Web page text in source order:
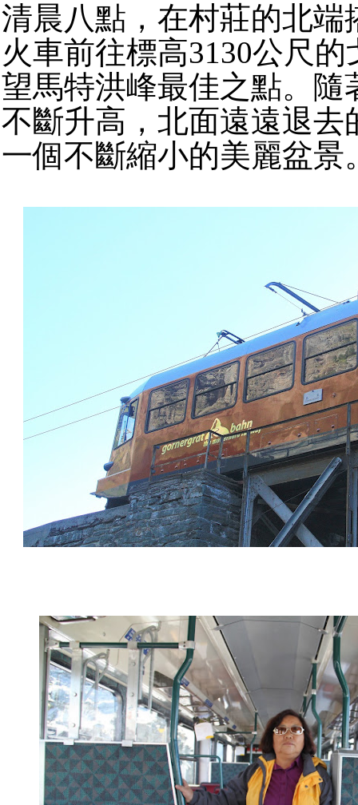
清晨八點，在村莊的北端
火車前往標高3130公尺
望馬特洪峰最佳之點。隨
不斷升高，北面遠遠退去
一個不斷縮小的美麗盆景